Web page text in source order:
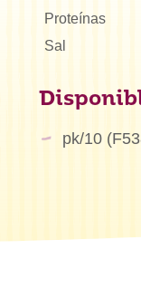
Proteínas
Sal
pk/10